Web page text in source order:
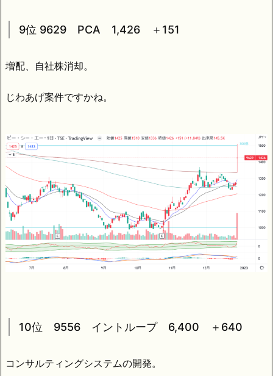
9位 9629 PCA 1,426 ＋151
増配、自社株消却。
じわあげ案件ですかね。
10位 9556 イントループ 6,400 ＋640
コンサルティングシステムの開発。